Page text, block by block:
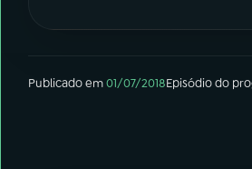
Publicado em01/07/2018Episódiodo